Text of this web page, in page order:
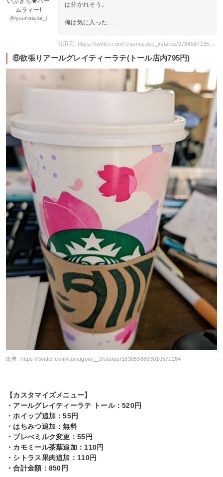
ムラィー!
@ryuunosuke_i
は分かれそう。
俺は気に入った…
引用元: https://twitter.com/ryuunosuke_i/status/973458713502564352
⑥欲張りアールグレイティーラテ(トール店内795円)
出典:https://twitter.com/kumagoro__3/status/1630538893010571264
【カスタマイズメニュー】
・アールグレイティーラテ トール：520円
・ホイップ追加：55円
・はちみつ追加：無料
・ブレべミルク変更：55円
・カモミール茶葉追加：110円
・シトラス果肉追加：110円
・合計金額：850円